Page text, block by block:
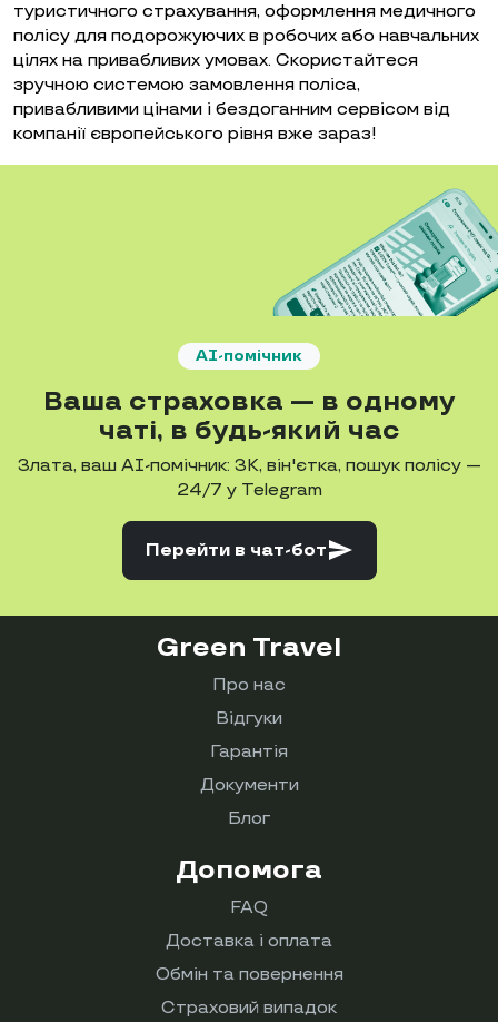
туристичного страхування, оформлення медичного
полісу для подорожуючих в робочих або навчальних
цілях на привабливих умовах. Скористайтеся
зручною системою замовлення поліса,
привабливими цінами і бездоганним сервісом від
компанії європейського рівня вже зараз!
AI-помічник
Ваша страховка — в одному
чаті, в будь-який час
Злата, ваш AI-помічник: ЗК, він'єтка, пошук полісу —
24/7 у Telegram
Перейти в чат-ботsend
Green Travel
Про нас
Відгуки
Гарантія
Документи
Блог
Допомога
FAQ
Доставка і оплата
Обмін та повернення
Страховий випадок